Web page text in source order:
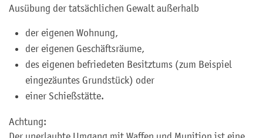
Ausübung der tatsächlichen Gewalt außerhalb
der eigenen Wohnung,
der eigenen Geschäftsräume,
des eigenen befriedeten Besitztums (zum Beispiel
eingezäuntes Grundstück) oder
einer Schießstätte.
Achtung: